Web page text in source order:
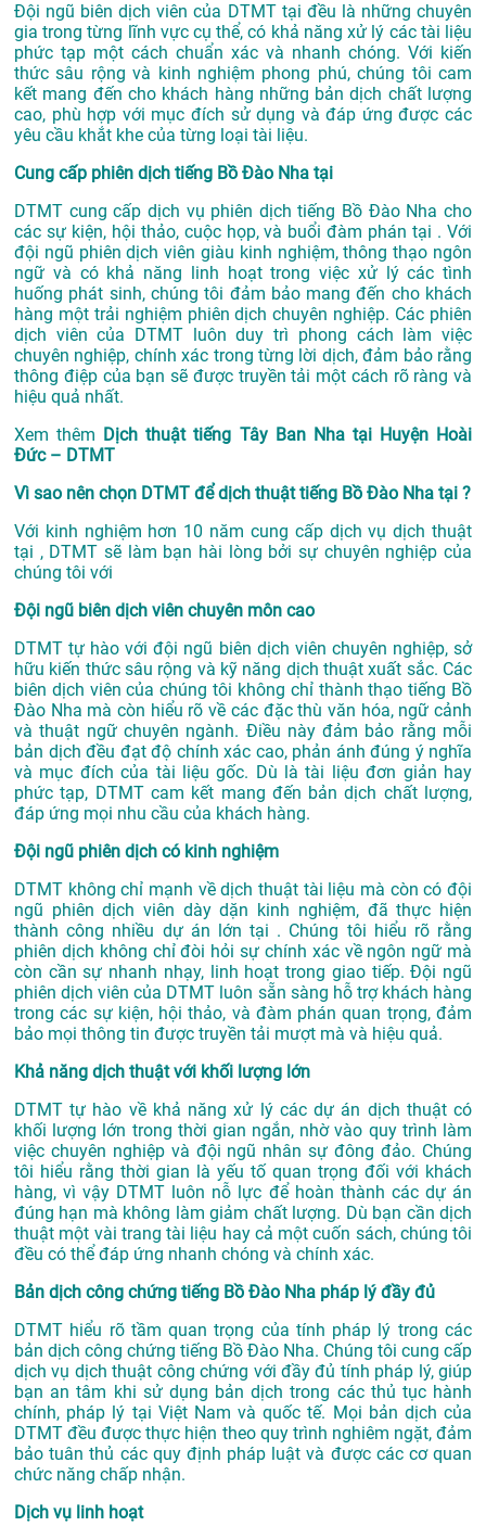
Đội ngũ biên dịch viên của DTMT tại đều là những chuyên
gia trong từng lĩnh vực cụ thể, có khả năng xử lý các tài liệu
phức tạp một cách chuẩn xác và nhanh chóng. Với kiến
thức sâu rộng và kinh nghiệm phong phú, chúng tôi cam
kết mang đến cho khách hàng những bản dịch chất lượng
cao, phù hợp với mục đích sử dụng và đáp ứng được các
yêu cầu khắt khe của từng loại tài liệu.
Cung cấp phiên dịch tiếng Bồ Đào Nha tại
DTMT cung cấp dịch vụ phiên dịch tiếng Bồ Đào Nha cho
các sự kiện, hội thảo, cuộc họp, và buổi đàm phán tại . Với
đội ngũ phiên dịch viên giàu kinh nghiệm, thông thạo ngôn
ngữ và có khả năng linh hoạt trong việc xử lý các tình
huống phát sinh, chúng tôi đảm bảo mang đến cho khách
hàng một trải nghiệm phiên dịch chuyên nghiệp. Các phiên
dịch viên của DTMT luôn duy trì phong cách làm việc
chuyên nghiệp, chính xác trong từng lời dịch, đảm bảo rằng
thông điệp của bạn sẽ được truyền tải một cách rõ ràng và
hiệu quả nhất.
Xem thêm Dịch thuật tiếng Tây Ban Nha tại Huyện Hoài
Đức – DTMT
Vì sao nên chọn DTMT để dịch thuật tiếng Bồ Đào Nha tại ?
Với kinh nghiệm hơn 10 năm cung cấp dịch vụdịch thuật
tại , DTMT sẽ làm bạn hài lòng bởi sự chuyên nghiệp của
chúng tôi với
Đội ngũ biên dịch viên chuyên môn cao
DTMT tự hào với đội ngũ biên dịch viên chuyên nghiệp, sở
hữu kiến thức sâu rộng và kỹ năng dịch thuật xuất sắc. Các
biên dịch viên của chúng tôi không chỉ thành thạo tiếng Bồ
Đào Nha mà còn hiểu rõ về các đặc thù văn hóa, ngữ cảnh
và thuật ngữ chuyên ngành. Điều này đảm bảo rằng mỗi
bản dịch đều đạt độ chính xác cao, phản ánh đúng ý nghĩa
và mục đích của tài liệu gốc. Dù là tài liệu đơn giản hay
phức tạp, DTMT cam kết mang đến bản dịch chất lượng,
đáp ứng mọi nhu cầu của khách hàng.
Đội ngũ phiên dịch có kinh nghiệm
DTMT không chỉ mạnh về dịch thuật tài liệu mà còn có đội
ngũ phiên dịch viên dày dặn kinh nghiệm, đã thực hiện
thành công nhiều dự án lớn tại . Chúng tôi hiểu rõ rằng
phiên dịch không chỉ đòi hỏi sự chính xác về ngôn ngữ mà
còn cần sự nhanh nhạy, linh hoạt trong giao tiếp. Đội ngũ
phiên dịch viên của DTMT luôn sẵn sàng hỗ trợ khách hàng
trong các sự kiện, hội thảo, và đàm phán quan trọng, đảm
bảo mọi thông tin được truyền tải mượt mà và hiệu quả.
Khả năng dịch thuật với khối lượng lớn
DTMT tự hào về khả năng xử lý các dự án dịch thuật có
khối lượng lớn trong thời gian ngắn, nhờ vào quy trình làm
việc chuyên nghiệp và đội ngũ nhân sự đông đảo. Chúng
tôi hiểu rằng thời gian là yếu tố quan trọng đối với khách
hàng, vì vậy DTMT luôn nỗ lực để hoàn thành các dự án
đúng hạn mà không làm giảm chất lượng. Dù bạn cần dịch
thuật một vài trang tài liệu hay cả một cuốn sách, chúng tôi
đều có thể đáp ứng nhanh chóng và chính xác.
Bản dịch công chứng tiếng Bồ Đào Nha pháp lý đầy đủ
DTMT hiểu rõ tầm quan trọng của tính pháp lý trong các
bản dịch công chứng tiếng Bồ Đào Nha. Chúng tôi cung cấp
dịch vụ dịch thuật công chứng với đầy đủ tính pháp lý, giúp
bạn an tâm khi sử dụng bản dịch trong các thủ tục hành
chính, pháp lý tại Việt Nam và quốc tế. Mọi bản dịch của
DTMT đều được thực hiện theo quy trình nghiêm ngặt, đảm
bảo tuân thủ các quy định pháp luật và được các cơ quan
chức năng chấp nhận.
Dịch vụ linh hoạt